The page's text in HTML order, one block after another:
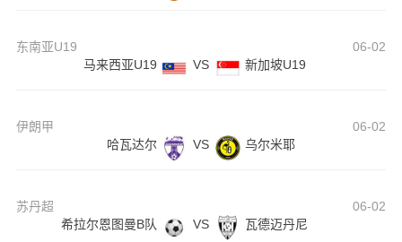
东南亚U19
06-02
马来西亚U19
VS 新加坡U19
伊朗甲
06-02
哈瓦达尔
VS 乌尔米耶
苏丹超
06-02
希拉尔恩图曼B队
VS 瓦德迈丹尼